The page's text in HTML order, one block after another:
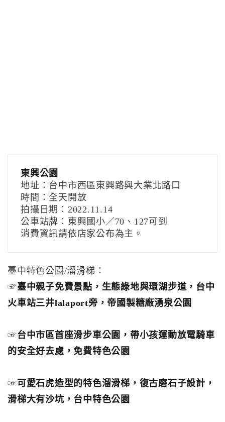
東興公園
地址：台中市西區東興路與大業北路口
時間：全天開放
拍攝日期：2022.11.14
公車站牌：東興國小／70、127可到
消費資訊請依店家公布為主。
臺中特色公園/溜滑梯：
☞臺中親子免費景點，生態綠地與環湖步道，台中
火車站三井lalaport旁，帝國製糖廠湧泉公園
☞台中市區首座滑步車公園，帶小孩運動放電騎車
的安全好去處，免費特色公園
☞可愛石虎造型的特色溜滑梯，復古磨石子設計，
滑梯大有沙坑，台中特色公園